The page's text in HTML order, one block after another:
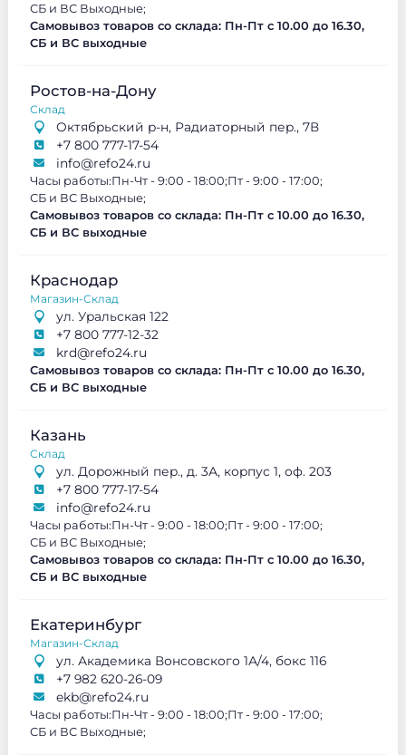
СБ и ВС Выходные;
Самовывоз товаров со склада: Пн-Пт с 10.00 до 16.30,
СБ и ВС выходные
Ростов-на-Дону
Склад
Октябрьский р-н, Радиаторный пер., 7В
+7 800 777-17-54
info@refo24.ru
Часы работы:Пн-Чт - 9:00 - 18:00;Пт - 9:00 - 17:00;
СБ и ВС Выходные;
Самовывоз товаров со склада: Пн-Пт с 10.00 до 16.30,
СБ и ВС выходные
Краснодар
Магазин-Склад
ул. Уральская 122
+7 800 777-12-32
krd@refo24.ru
Самовывоз товаров со склада: Пн-Пт с 10.00 до 16.30,
СБ и ВС выходные
Казань
Склад
ул. Дорожный пер., д. 3А, корпус 1, оф. 203
+7 800 777-17-54
info@refo24.ru
Часы работы:Пн-Чт - 9:00 - 18:00;Пт - 9:00 - 17:00;
СБ и ВС Выходные;
Самовывоз товаров со склада: Пн-Пт с 10.00 до 16.30,
СБ и ВС выходные
Екатеринбург
Магазин-Склад
ул. Академика Вонсовского 1А/4, бокс 116
+7 982 620-26-09
ekb@refo24.ru
Часы работы:Пн-Чт - 9:00 - 18:00;Пт - 9:00 - 17:00;
СБ и ВС Выходные;